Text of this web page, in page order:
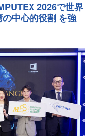
2026で世界
中心的役割 を強